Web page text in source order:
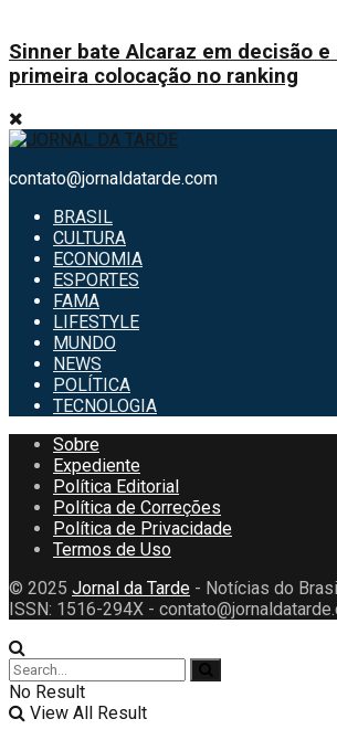
Sinner bate Alcaraz em decisão e
primeira colocação no ranking
contato@jornaldatarde.com
BRASIL
CULTURA
ECONOMIA
ESPORTES
FAMA
LIFESTYLE
MUNDO
NEWS
POLÍTICA
TECNOLOGIA
Sobre
Expediente
Política Editorial
Política de Correções
Política de Privacidade
Termos de Uso
© 2025 Jornal da Tarde - Notícias do
ISSN: 1516-294X -
No Result
View All Result